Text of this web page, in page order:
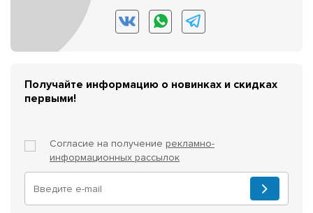
Получайте информацию о новинках и скидках
первыми!
Согласие на получение рекламно-
информационных рассылок